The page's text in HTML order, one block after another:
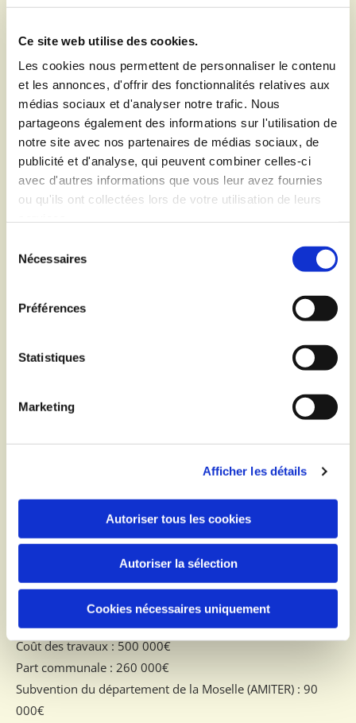
Ce site web utilise des cookies.
Les cookies nous permettent de personnaliser le contenu
et les annonces, d'offrir des fonctionnalités relatives aux
médias sociaux et d'analyser notre trafic. Nous
partageons également des informations sur l'utilisation de
notre site avec nos partenaires de médias sociaux, de
publicité et d'analyse, qui peuvent combiner celles-ci
avec d'autres informations que vous leur avez fournies
ou qu'ils ont collectées lors de votre utilisation de leurs
Nécessaires
Préférences
Statistiques
Marketing
Afficher les détails
Autoriser tous les cookies
Autoriser la sélection
Cookies nécessaires uniquement
Subventions obtenues
- DETR 2019 : 390 000€
- AMITER : 500 000€
- Région : 325 000€
- CAF de la Moselle : 65 000€
Recours à l’emprunt
1 160 000.00 €
d’évacuation des eaux de pluie dans tout le secteur. En
Lilette (Edling) n’est pourvue que d’un seul trottoir côté
amont du bassin versant, et lors d’épisodes pluvieux
ruissellements dus en partie à l’absence de trottoirs.
Un bureau technique a été mandaté pour effectuer une
L’étude hydraulique des bassins versants a permis de
définir les mesures à mettre en œuvre pour capter les eaux
de ruissellements et dimensionner les nouvelles
canalisations pour permettre leur acheminement vers
l’Anzeling. Une partie des travaux a été réalisée par le
syndicat d’assainissement de Bouzonville (SIAPB).
Coût des travaux : 500 000€
Part communale : 260 000€
Subvention du département de la Moselle (AMITER) : 90
000€